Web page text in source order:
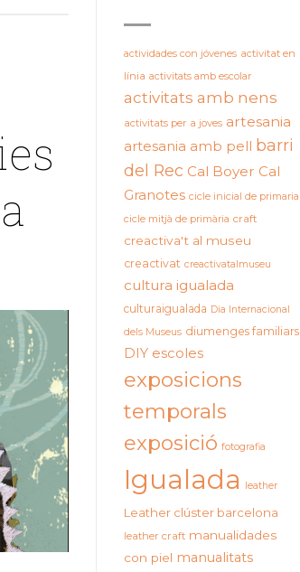
actividades con jóvenes activitat en
línia activitats amb escolar
activitats amb nens
activitats per a joves artesania
artesania amb pell barri
del Rec Cal Boyer Cal
Granotes cicle inicial de primaria
cicle mitjà de primària craft
creactiva't al museu
creactivat creactivatalmuseu
cultura igualada
culturaigualada Dia Internacional
dels Museus diumenges familiars
DIY escoles
exposicions
temporals
exposició fotografia
Igualada leather
Leather clúster barcelona
leather craft manualidades
con piel manualitats